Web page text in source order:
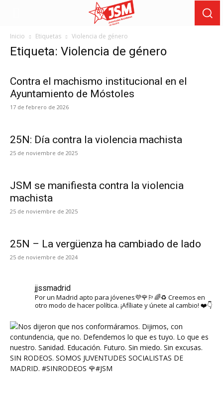
Inicio Etiquetas Violencia de género
Etiqueta: Violencia de género
Contra el machismo institucional en el
Ayuntamiento de Móstoles
17 de febrero de 2026
25N: Día contra la violencia machista
25 de noviembre de 2025
JSM se manifiesta contra la violencia
machista
25 de noviembre de 2025
25N – La vergüenza ha cambiado de lado
25 de noviembre de 2024
jjssmadrid
Por un Madrid apto para jóvenes💜🌹🏳️‍🌈♻️ Creemos en
otro modo de hacer política. ¡Afíliate y únete al cambio! ❤️👇